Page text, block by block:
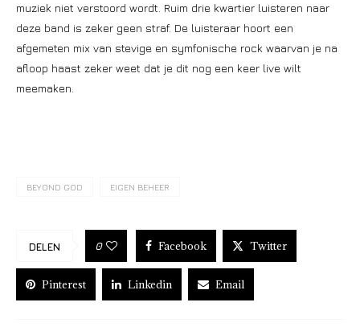
muziek niet verstoord wordt. Ruim drie kwartier luisteren naar
deze band is zeker geen straf. De luisteraar hoort een
afgemeten mix van stevige en symfonische rock waarvan je na
afloop haast zeker weet dat je dit nog een keer live wilt
meemaken.
BEYOND GOD EIGEN BEHEER
DELEN 0 Facebook Twitter
Pinterest Linkedin Email